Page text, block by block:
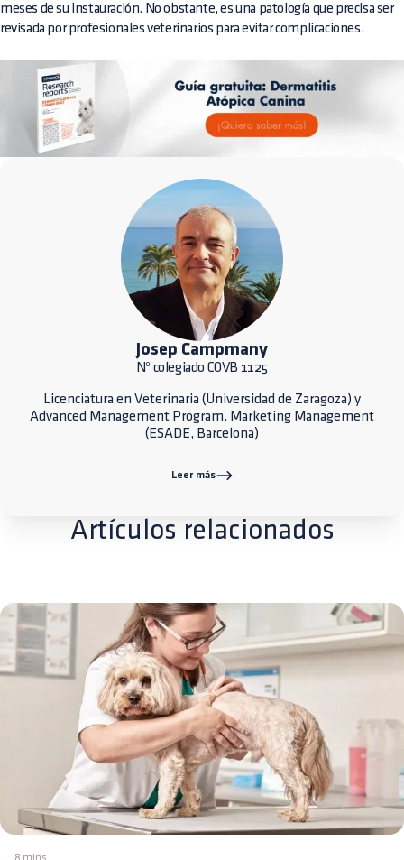
meses de su instauración. No obstante, es una patología que precisa ser
revisada por profesionales veterinarios para evitar complicaciones.
Josep Campmany
Nº colegiado COVB 1125
Licenciatura en Veterinaria (Universidad de Zaragoza) y
Advanced Management Program. Marketing Management
(ESADE, Barcelona)
Leer más
Artículos relacionados
8 mins